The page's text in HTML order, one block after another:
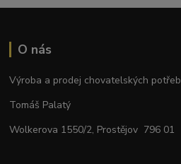
O nás
Výroba a prodej chovatelských potřeb
Tomáš Palatý
Wolkerova 1550/2, Prostějov 796 01